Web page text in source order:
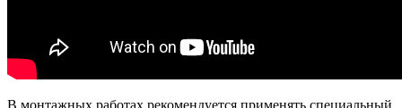
В монтажных работах рекомендуется применять специальный